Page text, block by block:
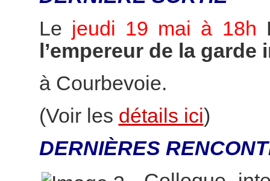
Le jeudi 19 mai à 18h
l’empereur de la garde
à Courbevoie.
(Voir les détails ici)
DERNIÈRES